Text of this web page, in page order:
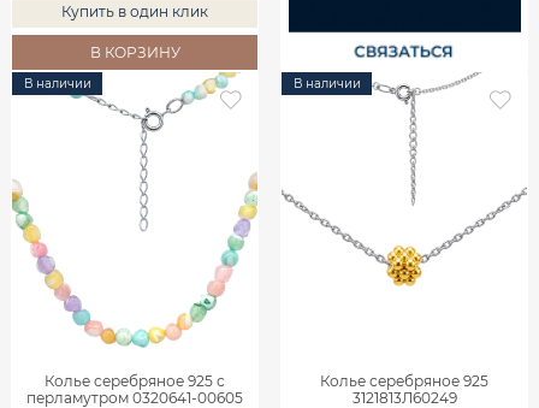
Купить в один клик
В КОРЗИНУ
В наличии
Колье серебряное 925 с
перламутром 0320641-00605
В наличии
Колье серебряное 925
3121813Л60249